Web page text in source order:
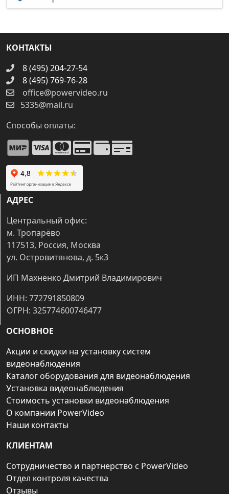
КОНТАКТЫ
8 (495) 204-27-54
8 (495) 769-76-28
office@powervideo.ru
5335@mail.ru
Способы оплаты:
АДРЕС
Центральный офис:
м. Тропарёво
117513, Россия, Москва
ул. Островитянова, д. 5к3
ИП Махненко Дмитрий Владимирович
ИНН: 772791850809
ОГРН: 325774600746477
ОСНОВНОЕ
Акции и скидки на установку систем
видеонаблюдения
Каталог оборудования для видеонаблюдения
Установка видеонаблюдения
Стоимость установки видеонаблюдения
О компании PowerVideo
Наши контакты
КЛИЕНТАМ
Сотрудничество и партнерство с PowerVideo
Отдел контроля качества
Отзывы